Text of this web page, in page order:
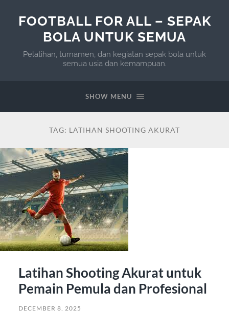
FOOTBALL FOR ALL – SEPAK
BOLA UNTUK SEMUA
Pelatihan, turnamen, dan kegiatan sepak bola untuk
semua usia dan kemampuan.
SHOW MENU
TAG: LATIHAN SHOOTING AKURAT
Latihan Shooting Akurat untuk
Pemain Pemula dan Profesional
DECEMBER 8, 2025